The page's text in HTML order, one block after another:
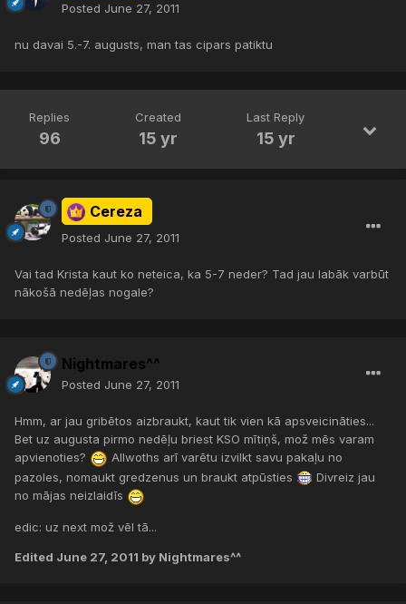
Posted June 27, 2011
nu davai 5.-7. augusts, man tas cipars patiktu
Replies
96
Created
15 yr
Last Reply
15 yr
Cereza
Posted June 27, 2011
Vai tad Krista kaut ko neteica, ka 5-7 neder? Tad jau labāk varbūt
nākošā nedēļas nogale?
Nightmares^^
Posted June 27, 2011
Hmm, ar jau gribētos aizbraukt, kaut tik vien kā apsveicināties...
Bet uz augusta pirmo nedēļu briest KSO mītiņš, mož mēs varam
apvienoties?
Allwoths arī varētu izvilkt savu pakaļu no
pazoles, nomaukt gredzenus un braukt atpūsties
Divreiz jau
no mājas neizlaidīs
edic: uz next mož vēl tā...
Edited June 27, 2011 by Nightmares^^